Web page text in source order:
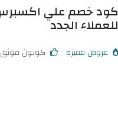
للعملاء الجدد
عروض مميزة كوبون موثق